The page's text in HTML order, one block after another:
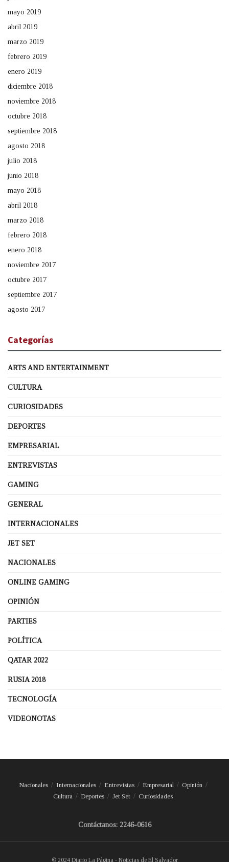
mayo 2019
abril 2019
marzo 2019
febrero 2019
enero 2019
diciembre 2018
noviembre 2018
octubre 2018
septiembre 2018
agosto 2018
julio 2018
junio 2018
mayo 2018
abril 2018
marzo 2018
febrero 2018
enero 2018
noviembre 2017
octubre 2017
septiembre 2017
agosto 2017
Categorías
ARTS AND ENTERTAINMENT
CULTURA
CURIOSIDADES
DEPORTES
EMPRESARIAL
ENTREVISTAS
GAMING
GENERAL
INTERNACIONALES
JET SET
NACIONALES
ONLINE GAMING
OPINIÓN
PARTIES
POLÍTICA
QATAR 2022
RUSIA 2018
TECNOLOGÍA
VIDEONOTAS
Nacionales Internacionales Entrevistas Empresarial
Opinión
Cultura
Deportes Jet Set Curiosidades
Contáctanos: 2246-0616
© 2024 Diario La Página - Noticias de El Salvador